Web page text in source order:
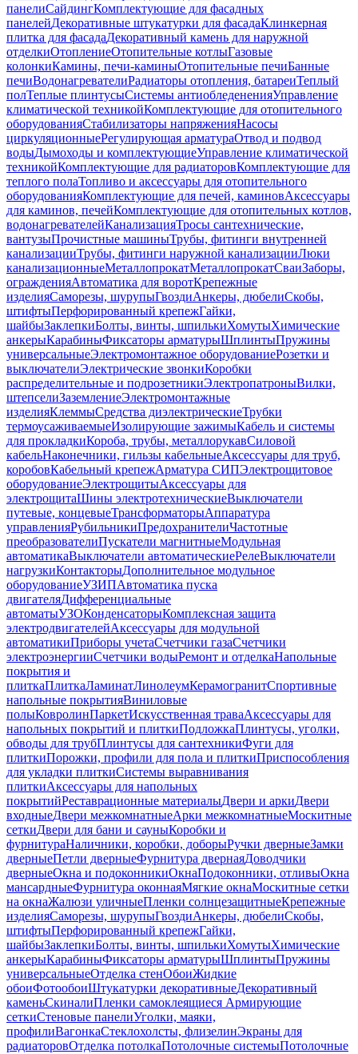
панелиСайдингКомплектующие для фасадных
панелейДекоративные штукатурки для фасадаКлинкерная
плитка для фасадаДекоративный камень для наружной
отделкиОтоплениеОтопительные котлыГазовые
колонкиКамины, печи-каминыОтопительные печиБанные
печиВодонагревателиРадиаторы отопления, батареиТеплый
полТеплые плинтусыСистемы антиобледененияУправление
климатической техникойКомплектующие для отопительного
оборудованияСтабилизаторы напряженияНасосы
циркуляционныеРегулирующая арматураОтвод и подвод
водыДымоходы и комплектующиеУправление климатической
техникойКомплектующие для радиаторовКомплектующие для
теплого полаТопливо и аксессуары для отопительного
оборудованияКомплектующие для печей, каминовАксессуары
для каминов, печейКомплектующие для отопительных котлов,
водонагревателейКанализацияТросы сантехнические,
вантузыПрочистные машиныТрубы, фитинги внутренней
канализацииТрубы, фитинги наружной канализацииЛюки
канализационныеМеталлопрокатМеталлопрокатСваиЗаборы,
огражденияАвтоматика для воротКрепежные
изделияСаморезы, шурупыГвоздиАнкеры, дюбелиСкобы,
штифтыПерфорированный крепежГайки,
шайбыЗаклепкиБолты, винты, шпилькиХомутыХимические
анкерыКарабиныФиксаторы арматурыШплинтыПружины
универсальныеЭлектромонтажное оборудованиеРозетки и
выключателиЭлектрические звонкиКоробки
распределительные и подрозетникиЭлектропатроныВилки,
штепселиЗаземлениеЭлектромонтажные
изделияКлеммыСредства диэлектрическиеТрубки
термоусаживаемыеИзолирующие зажимыКабель и системы
для прокладкиКороба, трубы, металлорукавСиловой
кабельНаконечники, гильзы кабельныеАксессуары для труб,
коробовКабельный крепежАрматура СИПЭлектрощитовое
оборудованиеЭлектрощитыАксессуары для
электрощитаШины электротехническиеВыключатели
путевые, концевыеТрансформаторыАппаратура
управленияРубильникиПредохранителиЧастотные
преобразователиПускатели магнитныеМодульная
автоматикаВыключатели автоматическиеРелеВыключатели
нагрузкиКонтакторыДополнительное модульное
оборудованиеУЗИПАвтоматика пуска
двигателяДифференциальные
автоматыУЗОКонденсаторыКомплексная защита
электродвигателейАксессуары для модульной
автоматикиПриборы учетаСчетчики газаСчетчики
электроэнергииСчетчики водыРемонт и отделкаНапольные
покрытия и
плиткаПлиткаЛаминатЛинолеумКерамогранитСпортивные
напольные покрытияВиниловые
полыКовролинПаркетИскусственная траваАксессуары для
напольных покрытий и плиткиПодложкаПлинтусы, уголки,
обводы для трубПлинтусы для сантехникиФуги для
плиткиПорожки, профили для пола и плиткиПриспособления
для укладки плиткиСистемы выравнивания
плиткиАксессуары для напольных
покрытийРеставрационные материалыДвери и аркиДвери
входныеДвери межкомнатныеАрки межкомнатныеМоскитные
сеткиДвери для бани и сауныКоробки и
фурнитураНаличники, коробки, доборыРучки дверныеЗамки
дверныеПетли дверныеФурнитура двернаяДоводчики
дверныеОкна и подоконникиОкнаПодоконники, отливыОкна
мансардныеФурнитура оконнаяМягкие окнаМоскитные сетки
на окнаЖалюзи уличныеПленки солнцезащитныеКрепежные
изделияСаморезы, шурупыГвоздиАнкеры, дюбелиСкобы,
штифтыПерфорированный крепежГайки,
шайбыЗаклепкиБолты, винты, шпилькиХомутыХимические
анкерыКарабиныФиксаторы арматурыШплинтыПружины
универсальныеОтделка стенОбоиЖидкие
обоиФотообоиШтукатурки декоративныеДекоративный
каменьСкиналиПленки самоклеящиеся Армирующие
сеткиСтеновые панелиУголки, маяки,
профилиВагонкаСтеклохолсты, флизелинЭкраны для
радиаторовОтделка потолкаПотолочные системыПотолочные